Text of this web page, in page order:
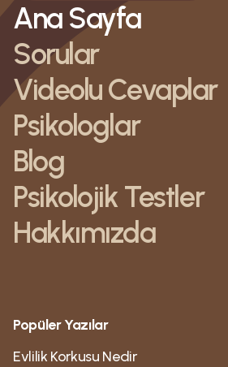
Ana Sayfa
Sorular
Videolu Cevaplar
Psikologlar
Blog
Psikolojik Testler
Hakkımızda
Popüler Yazılar
Evlilik Korkusu Nedir